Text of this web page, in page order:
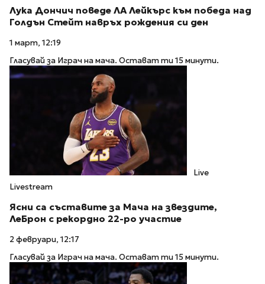
Лука Дончич поведе ЛА Лейкърс към победа над
Голдън Стейт навръх рождения си ден
1 март, 12:19
Гласувай за Играч на мача. Остават ти 15 минути.
Live
Livestream
Ясни са съставите за Мача на звездите,
ЛеБрон с рекордно 22-ро участие
2 февруари, 12:17
Гласувай за Играч на мача. Остават ти 15 минути.